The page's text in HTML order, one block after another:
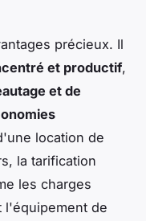
précieux. Il
et productif,
et de
location de
la tarification
les charges
l'équipement de